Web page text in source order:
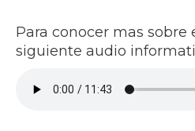
Para conocer mas sobre
siguiente audio